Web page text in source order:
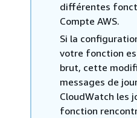
différentes
Compte AWS.
Si la
votre fonction
brut, cette
messages de
CloudWatch les
fonction